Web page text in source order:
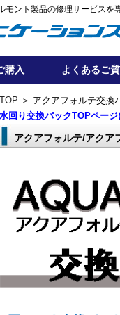
ント製品の修理サービスを
購入 よくあるご
TOP ＞ アクアフォルテ交換
水回り交換パックTOPページ
アクアフォルテ/アクア